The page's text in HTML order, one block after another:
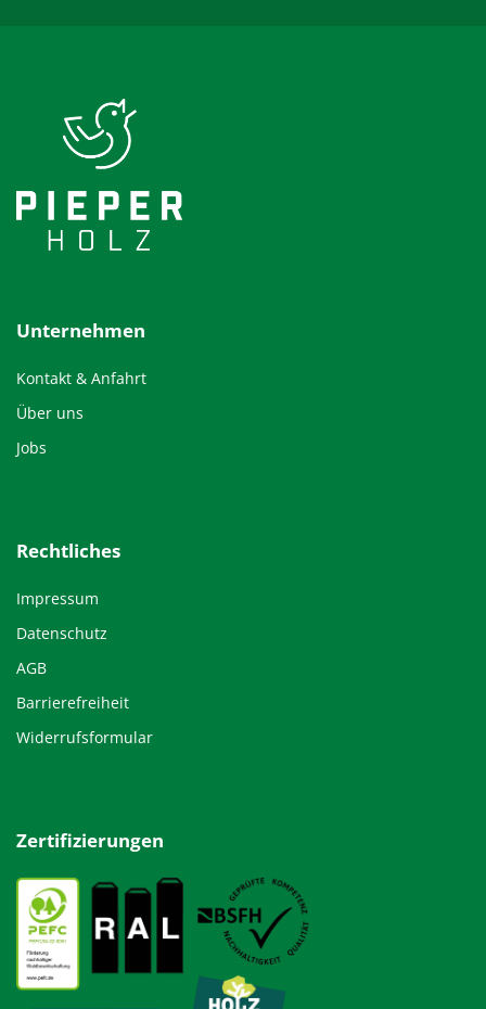
Unternehmen
Kontakt & Anfahrt
Über uns
Jobs
Rechtliches
Impressum
Datenschutz
AGB
Barrierefreiheit
Widerrufsformular
Zertifizierungen